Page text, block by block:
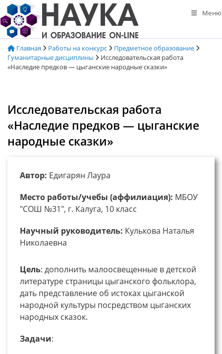
Перейти
к
содержимому
Меню
Главная Работы на конкурс
Предметное образование
Гуманитарные дисциплины
Исследовательская работа
«Наследие предков — цыганские народные сказки»
Исследовательская работа
«Наследие предков — цыганские
народные сказки»
Автор: Едигарян Лаура
Место работы/учебы (аффилиация): МБОУ
"СОШ №31", г. Калуга, 10 класс
Научный руководитель: Кулькова Наталья
Николаевна
Цель: дополнить малоосвещенные в детской
литературе страницы цыганского фольклора,
дать представление об истоках цыганской
народной культуры посредством цыганских
народных сказок.
Задачи: